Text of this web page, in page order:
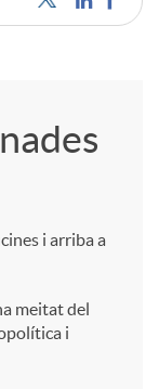
i arriba a
meitat del
i